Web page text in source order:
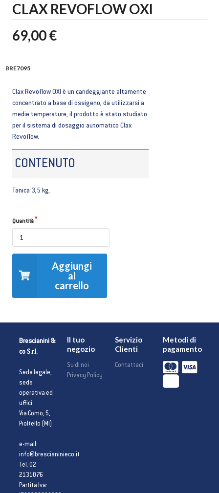
CLAX REVOFLOW OXI
69,00 €
BRE7095
Clax Revoflow OXI è un candeggiante altamente
concentrato a base di ossigeno, da utilizzarsi a
medie temperature; il prodotto è stato studiato
per il sistema di dosaggio automatico Clax
Revoflow.
CONTENUTO
Tanica 3,5 kg.
Quantità
Aggiungi
al
carrello
Brescianini &
co S.r.l.
Sede legale,
sede
operativa ed
uffici:
Via Como, 5,
Pioltello (MI)
e-mail:
info@brescianinieco.it
Tel. 02
2131076
Partita Iva:
Il tuo
negozio
Su di noi
Privacy Policy
Servizio
Clienti
Contattaci
Metodi di
pagamento